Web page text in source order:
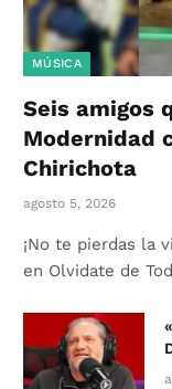
MÚSICA
Seis amigos
Modernidad
Chirichota
agosto 5, 2026
¡No te pierdas la
en Olvidate de